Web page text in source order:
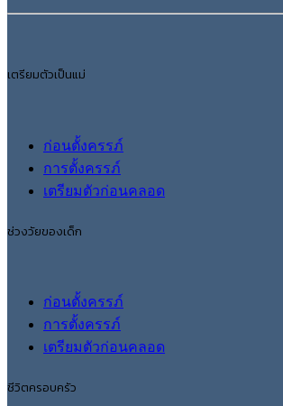
เตรียมตัวเป็นแม่
ก่อนตั้งครรภ์
การตั้งครรภ์
เตรียมตัวก่อนคลอด
ช่วงวัยของเด็ก
ก่อนตั้งครรภ์
การตั้งครรภ์
เตรียมตัวก่อนคลอด
ชีวิตครอบครัว